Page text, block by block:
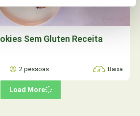
Sem Gluten Receita
2 pessoas Baixa
Load More